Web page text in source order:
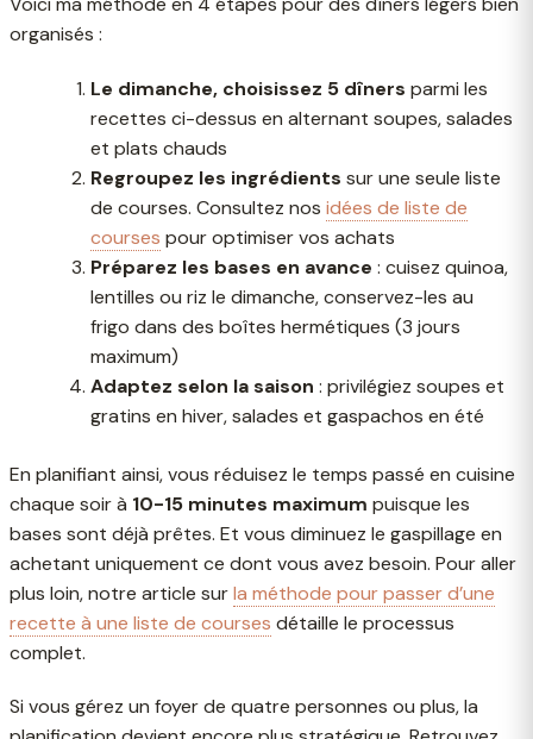
organisés :
Le dimanche, choisissez 5 dîners parmi les
recettes ci-dessus en alternant soupes, salades
et plats chauds
Regroupez les ingrédients sur une seule liste
de courses. Consultez nos idées de liste de
courses pour optimiser vos achats
Préparez les bases en avance : cuisez quinoa,
lentilles ou riz le dimanche, conservez-les au
frigo dans des boîtes hermétiques (3 jours
maximum)
Adaptez selon la saison : privilégiez soupes et
gratins en hiver, salades et gaspachos en été
En planifiant ainsi, vous réduisez le temps passé en cuisine
chaque soir à 10-15 minutes maximum puisque les
bases sont déjà prêtes. Et vous diminuez le gaspillage en
achetant uniquement ce dont vous avez besoin. Pour aller
plus loin, notre article surla méthode pour passer d’une
recette à une liste de courses détaille le processus
complet.
Si vous gérez un foyer de quatre personnes ou plus, la